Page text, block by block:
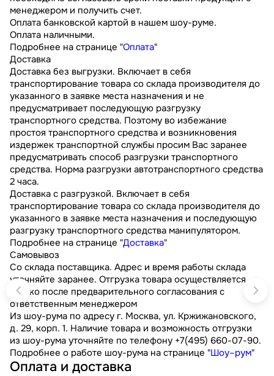
менеджером и получить счет.
Оплата банковской картой в нашем шоу-руме.
Оплата наличными.
Подробнее на странице "Оплата"
Доставка
Доставка без выгрузки. Включает в себя
транспортирование товара со склада производителя до
указанного в заявке места назначения и не
предусматривает последующую разгрузку
транспортного средства. Поэтому во избежание
простоя транспортного средства и возникновения
издержек транспортной службы просим Вас заранее
предусматривать способ разгрузки транспортного
средства. Норма разгрузки автотранспортного средства
2 часа.
Доставка с разгрузкой. Включает в себя
транспортирование товара со склада производителя до
указанного в заявке места назначения и последующую
разгрузку транспортного средства манипулятором.
Подробнее на странице "Доставка"
Самовывоз
Со склада поставщика. Адрес и время работы склада
уточняйте заранее. Отгрузка товара осуществляется
только после предварительного согласования с
ответственным менеджером
Из шоу-рума по адресу г. Москва, ул. Кржижановского,
д. 29, корп. 1. Наличие товара и возможность отгрузки
из шоу-рума уточняйте по телефону +7(495) 660-07-90.
Подробнее о работе шоу-рума на странице "Шоу–рум"
Оплата и доставка